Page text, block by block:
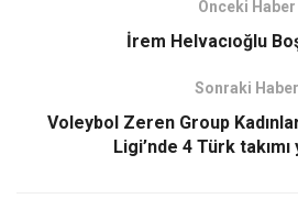
Önceki Haber
İrem Helvacıoğlu
Sonraki Haber
Voleybol Zeren Group
Ligi’nde 4 Türk